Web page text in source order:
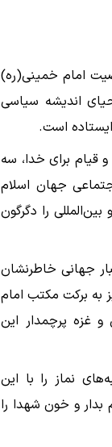
امام خمینی(ره)
اندیشه سیاسی
ایستاده است.
قیام برای خدا، سه
جهان اسلام
را دگرگون
در برابر استکبار جهانی خاطرنشان
به برکت مکتب امام
و غزه پرچمدار این
نماز را با این
بدار و خون شهدا را